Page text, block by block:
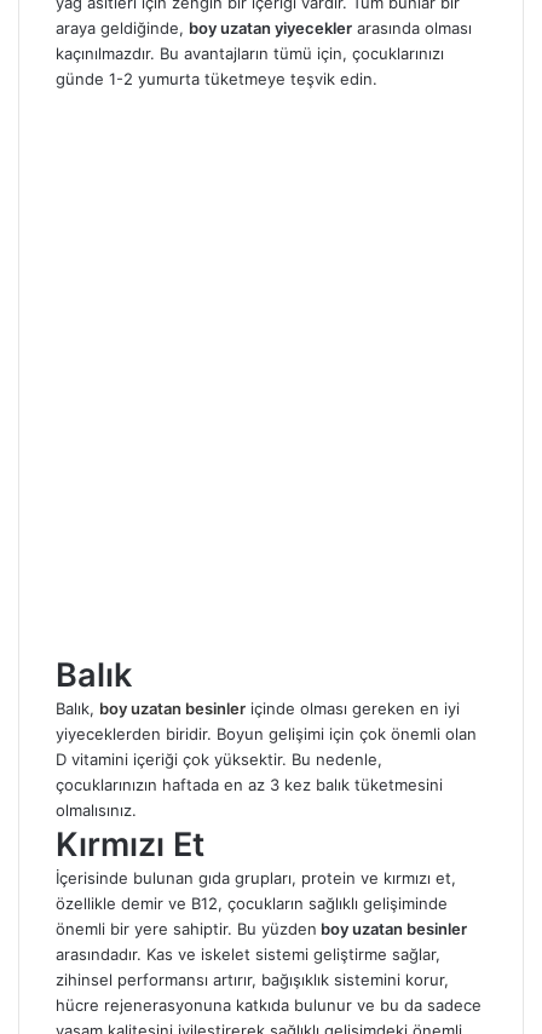
araya geldiğinde, boy uzatan yiyecekler arasında olması
kaçınılmazdır. Bu avantajların tümü için, çocuklarınızı
günde 1-2 yumurta tüketmeye teşvik edin.
Balık
Balık, boy uzatan besinler içinde olması gereken en iyi
yiyeceklerden biridir. Boyun gelişimi için çok önemli olan
D vitamini içeriği çok yüksektir. Bu nedenle,
çocuklarınızın haftada en az 3 kez balık tüketmesini
olmalısınız.
Kırmızı Et
İçerisinde bulunan gıda grupları, protein ve kırmızı et,
özellikle demir ve B12, çocukların sağlıklı gelişiminde
önemli bir yere sahiptir. Bu yüzden boy uzatan besinler
arasındadır. Kas ve iskelet sistemi geliştirme sağlar,
zihinsel performansı artırır, bağışıklık sistemini korur,
hücre rejenerasyonuna katkıda bulunur ve bu da sadece